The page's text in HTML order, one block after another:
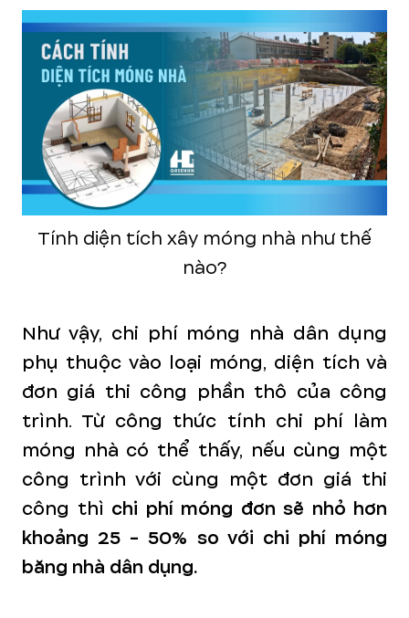
Tính diện tích xây móng nhà như thế
nào?
Như vậy, chi phí móng nhà dân dụng
phụ thuộc vào loại móng, diện tích và
đơn giá thi công phần thô của công
trình. Từ công thức tính chi phí làm
móng nhà có thể thấy, nếu cùng một
công trình với cùng một đơn giá thi
công thì chi phí móng đơn sẽ nhỏ hơn
khoảng 25 - 50% so với chi phí móng
băng nhà dân dụng.